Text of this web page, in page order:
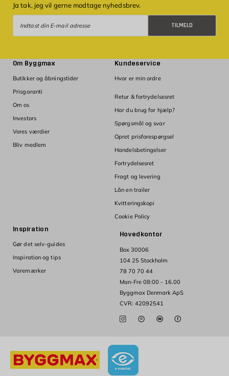
Ja tak, jeg vil gerne modtage nyhedsbrev.
TILMELD
Hovedkontor
Box 30006
104 25 Stockholm
78 70 70 44
Man-Fre 08:00 - 16.00
Byggmax Denmark ApS
CVR: 42092541
Om Byggmax
Butikker og åbningstider
Prisgaranti
Om os
Investors
Vores værdier
Bliv medlem
Kundeservice
Hvor er min ordre
Retur & fortrydelsesret
Har du brug for hjælp?
Spørgsmål og svar
Opret prisforespørgsel
Handelsbetingelser
Fortrydelsesret
Fragt og levering
Lån en trailer
Kvitteringskopi
Cookie Policy
Inspiration
Gør det selv-guides
Inspiration og tips
Varemærker